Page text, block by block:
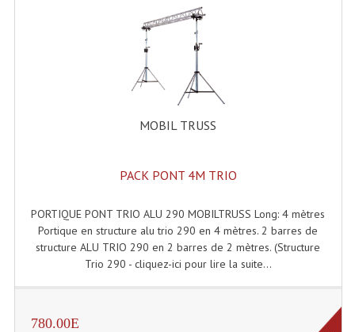
Angles Structure SC150
Angles Structure SD250
Angles Structure TRIO290
Cercle Monotube
Cercle Struct Carrée 290
Cercle Struct SCC Carre
MOBIL TRUSS
PACK PONT 4M TRIO
PORTIQUE PONT TRIO ALU 290 MOBILTRUSS Long: 4 mètres
Portique en structure alu trio 290 en 4 mètres. 2 barres de
structure ALU TRIO 290 en 2 barres de 2 mètres. (Structure
Trio 290 - cliquez-ici pour lire la suite...
780.00E